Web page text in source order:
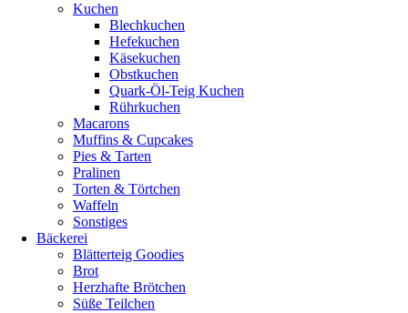
Kuchen
Blechkuchen
Hefekuchen
Käsekuchen
Obstkuchen
Quark-Öl-Teig Kuchen
Rührkuchen
Macarons
Muffins & Cupcakes
Pies & Tarten
Pralinen
Torten & Törtchen
Waffeln
Sonstiges
Bäckerei
Blätterteig Goodies
Brot
Herzhafte Brötchen
Süße Teilchen